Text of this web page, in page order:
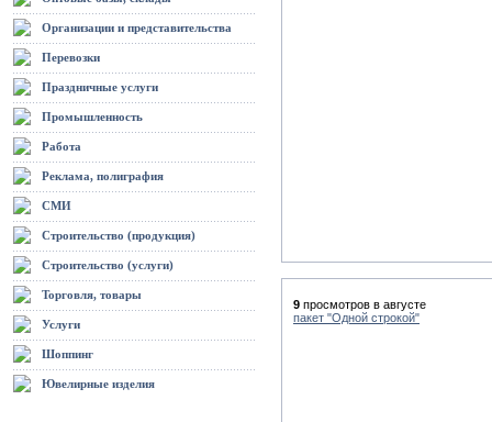
Организации и представительства
Перевозки
Праздничные услуги
Промышленность
Работа
Реклама, полиграфия
СМИ
Строительство (продукция)
Строительство (услуги)
Торговля, товары
Услуги
Шоппинг
Ювелирные изделия
9 просмотров в августе
пакет "Одной строкой"